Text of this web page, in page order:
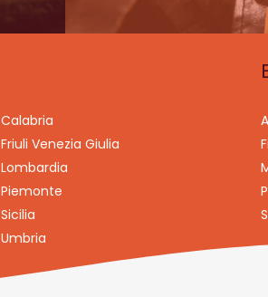
Calabria
Friuli Venezia Giulia
Lombardia
Piemonte
Sicilia
Umbria